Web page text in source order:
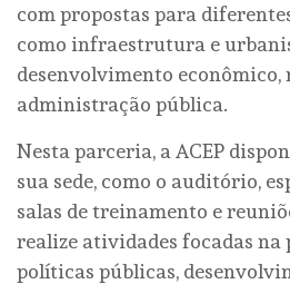
com propostas para
como infraestrutura e
desenvolvimento econômico,
administração pública.
Nesta parceria, a ACEP
sua sede, como o auditório,
salas de treinamento e
realize atividades focadas na
políticas públicas,